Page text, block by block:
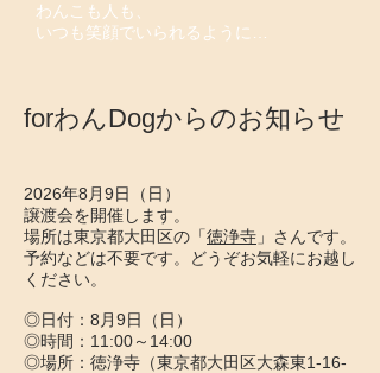
わんこも人も、
いつも笑顔でいられるように…
​forわんDogからのお知らせ
2026年8月9日（日）
譲渡会を開催します。
場所は東京都大田区の「徳浄寺 」さんです。
予約などは不要です。どうぞお気軽にお越し
ください。
◎日付：8月9日（日）
◎時間：11:00～14:00
◎場所： 徳浄寺 （東京都大田区大森東1-16-